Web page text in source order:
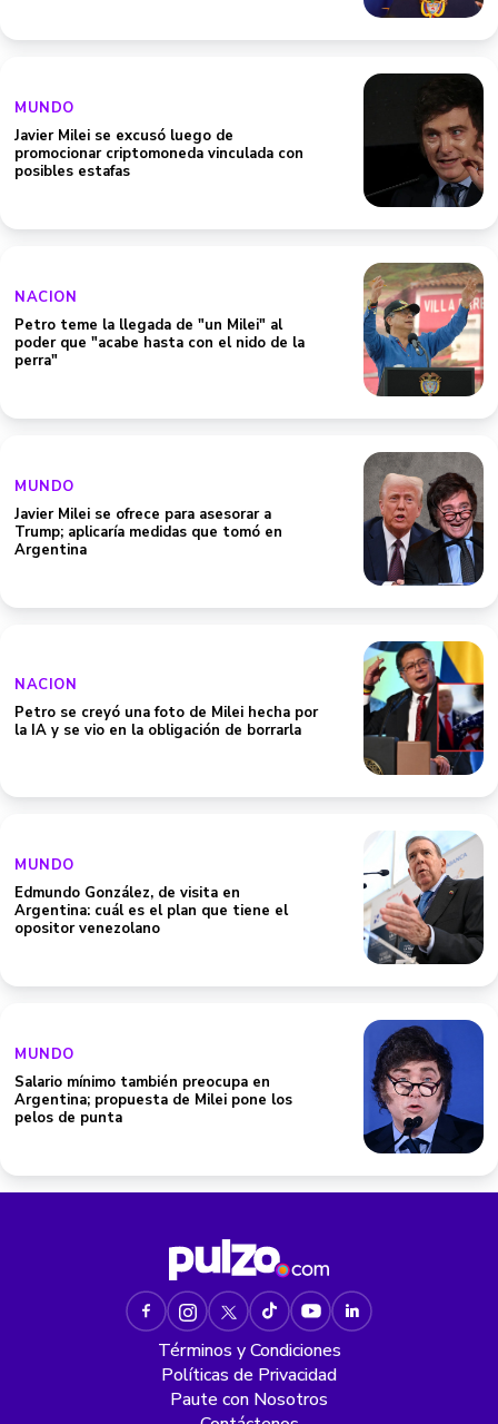
MUNDO
Javier Milei se excusó luego de
promocionar criptomoneda vinculada con
posibles estafas
NACION
Petro teme la llegada de "un Milei" al
poder que "acabe hasta con el nido de la
perra"
MUNDO
Javier Milei se ofrece para asesorar a
Trump; aplicaría medidas que tomó en
Argentina
NACION
Petro se creyó una foto de Milei hecha por
la IA y se vio en la obligación de borrarla
MUNDO
Edmundo González, de visita en
Argentina: cuál es el plan que tiene el
opositor venezolano
MUNDO
Salario mínimo también preocupa en
Argentina; propuesta de Milei pone los
pelos de punta
Términos y Condiciones
Políticas de Privacidad
Paute con Nosotros